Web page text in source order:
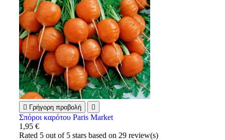
 Γρήγορη προβολή 
Σπόροι καρότου Paris Market
1,95 €
Rated 5 out of 5 stars based on 29 review(s)